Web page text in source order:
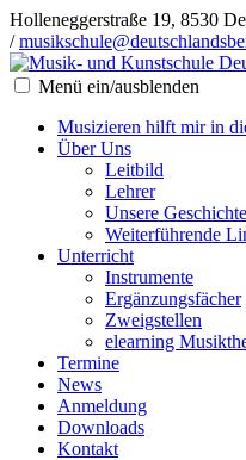
Holleneggerstraße 19, 8530
/
Menü ein/ausblenden
Musizieren hilft mir in
Über Uns
Leitbild
Lehrer
Unsere Geschichte
Weiterführende
Unterricht
Instrumente
Ergänzungsfächer
Zweigstellen
elearning
Termine
News
Anmeldung
Downloads
Kontakt